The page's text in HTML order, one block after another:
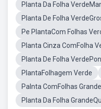
Planta Da Folha
Planta De Folha
Pe PlantaCom Folhas
Planta Cinza ComFolha
Planta De Folha
PlantaFolhagem Verde
Palnta ComFolhas
Planta Da Folha